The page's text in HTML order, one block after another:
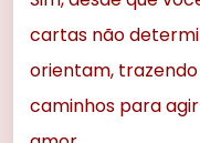
cartas não
orientam,
caminhos para